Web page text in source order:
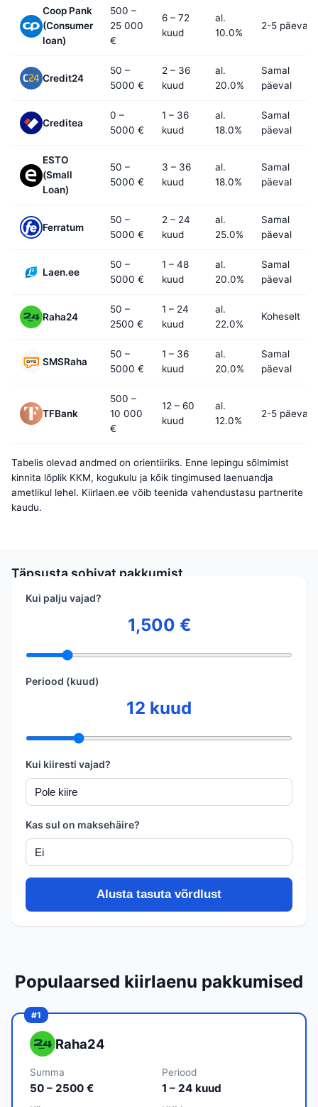
Coop Pank
(Consumer
loan)
500 –
25 000
€
6 – 72
kuud
al.
10.0%
2-5 päeva
Credit24
50 –
5000 €
2 – 36
kuud
al.
20.0%
Samal
päeval
Creditea
0 –
5000 €
1 – 36
kuud
al.
18.0%
Samal
päeval
ESTO
(Small
Loan)
50 –
5000 €
3 – 36
kuud
al.
18.0%
Samal
päeval
Ferratum
50 –
5000 €
2 – 24
kuud
al.
25.0%
Samal
päeval
Laen.ee
50 –
5000 €
1 – 48
kuud
al.
20.0%
Samal
päeval
Raha24
50 –
2500 €
1 – 24
kuud
al.
22.0%
Koheselt
SMSRaha
50 –
5000 €
1 – 36
kuud
al.
20.0%
Samal
päeval
TFBank
500 –
10 000
€
12 – 60
kuud
al.
12.0%
2-5 päeva
Tabelis olevad andmed on orientiiriks. Enne lepingu sõlmimist
kinnita lõplik KKM, kogukulu ja kõik tingimused laenuandja
ametlikul lehel. Kiirlaen.ee võib teenida vahendustasu partnerite
kaudu.
Täpsusta sobivat pakkumist
Kui palju vajad?
1,500 €
Periood (kuud)
12 kuud
Kui kiiresti vajad?
Kas sul on maksehäire?
Alusta tasuta võrdlust
Populaarsed kiirlaenu pakkumised
Raha24
Summa
50 – 2500 €
Periood
1 – 24 kuud